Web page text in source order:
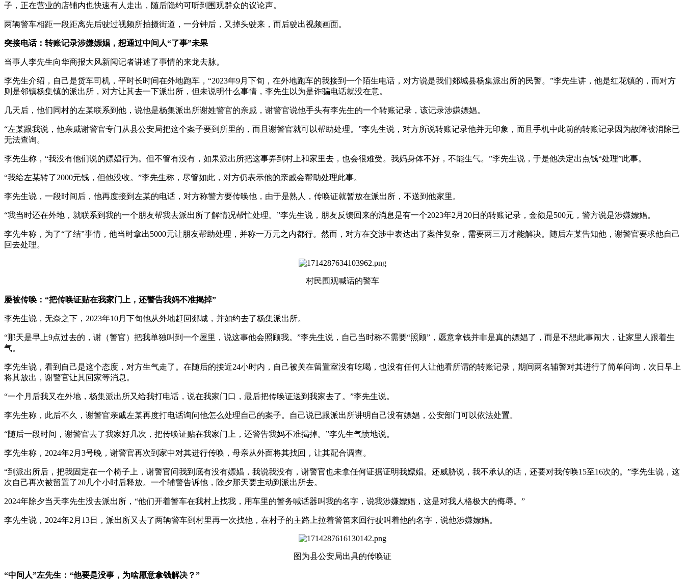
子，正在营业的店铺内也快速有人走出，随后隐约可听到围观群众的议论声。
两辆警车相距一段距离先后驶过视频所拍摄街道，一分钟后，又掉头驶来，而后驶出视频画面。
突接电话：转账记录涉嫌嫖娼，想通过中间人“了事”未果
当事人李先生向华商报大风新闻记者讲述了事情的来龙去脉。
李先生介绍，自己是货车司机，平时长时间在外地跑车，“2023年9月下旬，在外地跑车的我接到一个陌生电话，对方说是我们郯城县杨集派出所的民警。”李先生讲，他是红花镇的，而对方
则是邻镇杨集镇的派出所，对方让其去一下派出所，但未说明什么事情，李先生以为是诈骗电话就没在意。
几天后，他们同村的左某联系到他，说他是杨集派出所谢姓警官的亲戚，谢警官说他手头有李先生的一个转账记录，该记录涉嫌嫖娼。
“左某跟我说，他亲戚谢警官专门从县公安局把这个案子要到所里的，而且谢警官就可以帮助处理。”李先生说，对方所说转账记录他并无印象，而且手机中此前的转账记录因为故障被消除已
无法查询。
李先生称，“我没有他们说的嫖娼行为。但不管有没有，如果派出所把这事弄到村上和家里去，也会很难受。我妈身体不好，不能生气。”李先生说，于是他决定出点钱“处理”此事。
“我给左某转了2000元钱，但他没收。”李先生称，尽管如此，对方仍表示他的亲戚会帮助处理此事。
李先生说，一段时间后，他再度接到左某的电话，对方称警方要传唤他，由于是熟人，传唤证就暂放在派出所，不送到他家里。
“我当时还在外地，就联系到我的一个朋友帮我去派出所了解情况帮忙处理。”李先生说，朋友反馈回来的消息是有一个2023年2月20日的转账记录，金额是500元，警方说是涉嫌嫖娼。
李先生称，为了“了结”事情，他当时拿出5000元让朋友帮助处理，并称一万元之内都行。然而，对方在交涉中表达出了案件复杂，需要两三万才能解决。随后左某告知他，谢警官要求他自己
回去处理。
村民围观喊话的警车
屡被传唤：“把传唤证贴在我家门上，还警告我妈不准揭掉”
李先生说，无奈之下，2023年10月下旬他从外地赶回郯城，并如约去了杨集派出所。
“那天是早上9点过去的，谢（警官）把我单独叫到一个屋里，说这事他会照顾我。”李先生说，自己当时称不需要“照顾”，愿意拿钱并非是真的嫖娼了，而是不想此事闹大，让家里人跟着生
气。
李先生说，看到自己是这个态度，对方生气走了。在随后的接近24小时内，自己被关在留置室没有吃喝，也没有任何人让他看所谓的转账记录，期间两名辅警对其进行了简单问询，次日早上
将其放出，谢警官让其回家等消息。
“一个月后我又在外地，杨集派出所又给我打电话，说在我家门口，最后把传唤证送到我家去了。”李先生说。
李先生称，此后不久，谢警官亲戚左某再度打电话询问他怎么处理自己的案子。自己说已跟派出所讲明自己没有嫖娼，公安部门可以依法处置。
“随后一段时间，谢警官去了我家好几次，把传唤证贴在我家门上，还警告我妈不准揭掉。”李先生气愤地说。
李先生称，2024年2月3号晚，谢警官再次到家中对其进行传唤，母亲从外面将其找回，让其配合调查。
“到派出所后，把我固定在一个椅子上，谢警官问我到底有没有嫖娼，我说我没有，谢警官也未拿任何证据证明我嫖娼。还威胁说，我不承认的话，还要对我传唤15至16次的。”李先生说，这
次自己再次被留置了20几个小时后释放。一个辅警告诉他，除夕那天要主动到派出所去。
2024年除夕当天李先生没去派出所，“他们开着警车在我村上找我，用车里的警务喊话器叫我的名字，说我涉嫌嫖娼，这是对我人格极大的侮辱。”
李先生说，2024年2月13日，派出所又去了两辆警车到村里再一次找他，在村子的主路上拉着警笛来回行驶叫着他的名字，说他涉嫌嫖娼。
图为县公安局出具的传唤证
“中间人”左先生：“他要是没事，为啥愿意拿钱解决？”